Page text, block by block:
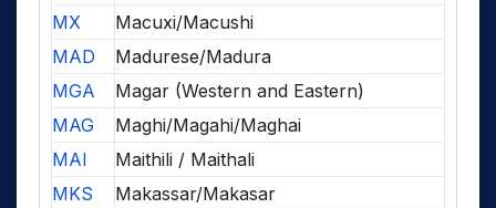
MX
Macuxi/Macushi
MAD
Madurese/Madura
MGA
Magar (Western and Eastern)
MAG
Maghi/Magahi/Maghai
MAI
Maithili / Maithali
MKS
Makassar/Makasar